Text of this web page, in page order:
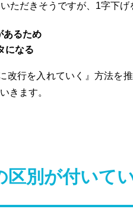
ただきそうですが、1字下げ
あるため
になる
改行を入れていく』方法を
きます。
区別が付いて